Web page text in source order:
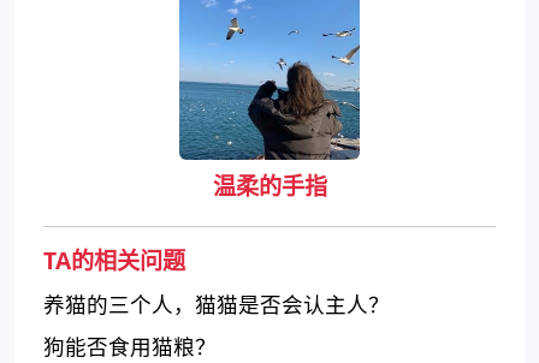
温柔的手指
TA的相关问题
养猫的三个人，猫猫是否会认主人？
狗能否食用猫粮？